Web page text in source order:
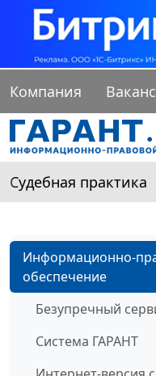
Компания
Судебная практика
Информационно-
обеспечение
Безупречный
Система ГАРАНТ